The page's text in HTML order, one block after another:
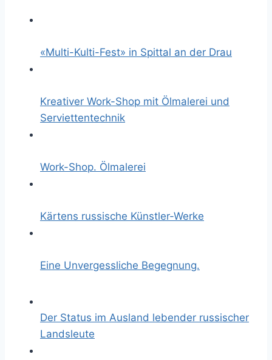
«Multi-Kulti-Fest» in Spittal an der Drau
Kreativer Work-Shop mit Ölmalerei und
Serviettentechnik
Work-Shop. Ölmalerei
Kärtens russische Künstler-Werke
Eine Unvergessliche Begegnung.
Der Status im Ausland lebender russischer
Landsleute